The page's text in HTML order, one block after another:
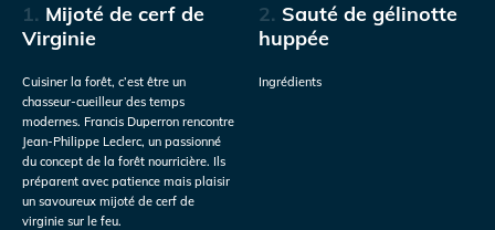
1. Mijoté de cerf de
Virginie
Cuisiner la forêt, c’est être un
chasseur-cueilleur des temps
modernes. Francis Duperron rencontre
Jean-Philippe Leclerc, un passionné
du concept de la forêt nourricière. Ils
préparent avec patience mais plaisir
un savoureux mijoté de cerf de
virginie sur le feu.
2. Sauté de gélinotte
huppée
Ingrédients